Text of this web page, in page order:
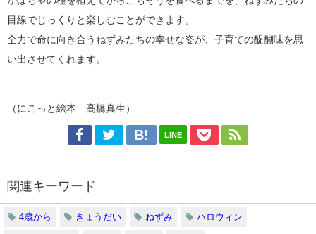
目線でじっくりと楽しむことができます。
全力で命に向き合うねずみたちの幸せな姿が、子育ての醍醐味を思
い出させてくれます。
（にこっと絵本 高橋真生）
LINE
関連キーワード
4歳から きょうだい ねずみ ハロウィン